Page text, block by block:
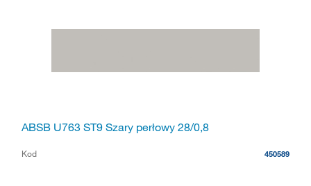
ABSB U763 ST9 Szary perłowy 28/0,8
Kod 450589